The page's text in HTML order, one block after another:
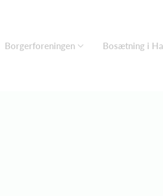
Borgerforeningen Bosætning i